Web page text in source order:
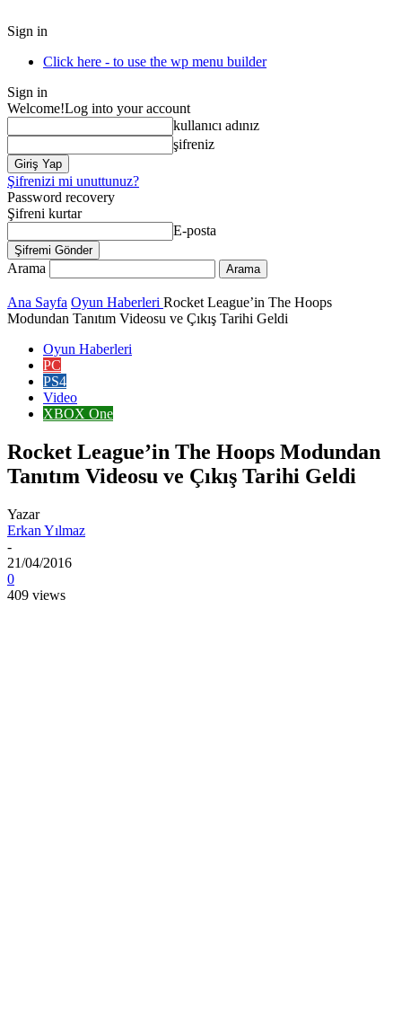
Sign in
Click here - to use the wp menu builder
Sign in
Welcome!Log into your account
kullanıcı adınız
şifreniz
Şifrenizi mi unuttunuz?
Password recovery
Şifreni kurtar
E-posta
Arama
Ana Sayfa Oyun Haberleri Rocket League’in The Hoops
Modundan Tanıtım Videosu ve Çıkış Tarihi Geldi
Oyun Haberleri
PC
PS4
Video
XBOX One
Rocket League’in The Hoops Modundan
Tanıtım Videosu ve Çıkış Tarihi Geldi
Yazar
Erkan Yılmaz
-
21/04/2016
0
409 views